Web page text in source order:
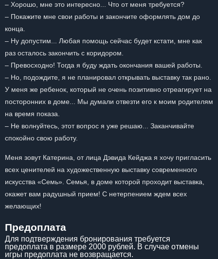
– Хорошо, мне это интересно... Что от меня требуется?
– Покажите мне свои работы и закончите оформлять дом до
конца.
– Ну допустим... Любая помощь сейчас будет кстати, мне как
раз осталось закончить с коридором.
– Превосходно! Тогда я буду ждать окончания вашей работы.
– Но, подождите, я не планировал открывать выставку так рано.
У меня же ребенок, который не очень позитивно отреагирует на
посторонних в доме... Мы думали отвезти его к моим родителям
на время показа.
– Не волнуйтесь, этот вопрос я уже решаю... Заканчивайте
спокойно свою работу.
Меня зовут Катерина, от лица Дэвида Кейджа я хочу пригласить
всех ценителей на художественную выставку современного
искусства «Семь». Семья, в доме которой проходит выставка,
окажет вам радушный прием! С нетерпением ждем всех
желающих!
Предоплата
Для подтверждения бронирования требуется
предоплата в размере 2000 рублей. В случае отмены
игры предоплата не возвращается.